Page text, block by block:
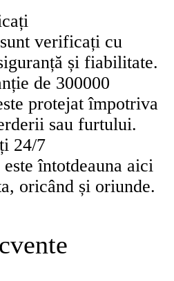
verificați cu
și fiabilitate.
de 300000
protejat împotriva
sau furtului.
24/7
întotdeauna aici
oricând și oriunde.